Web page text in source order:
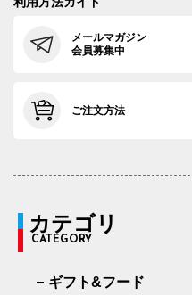
メールマガジン
会員募集中
ご注文方法
カテゴリ
CATEGORY
ギフト&フード